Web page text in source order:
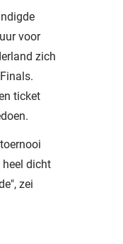
voor
zich
ticket
heel dicht
zei